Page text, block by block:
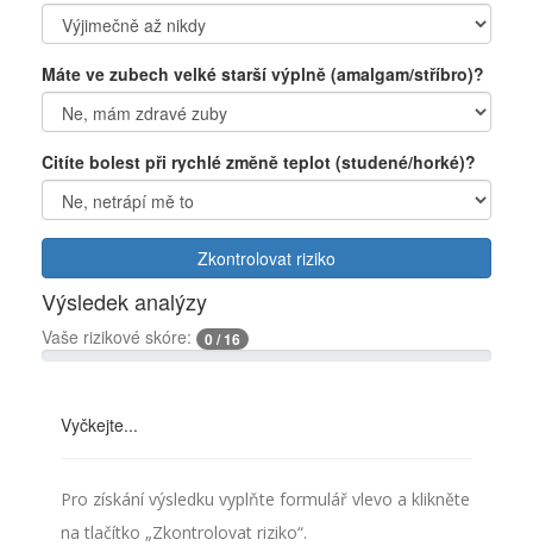
Máte ve zubech velké starší výplně (amalgam/stříbro)?
Citíte bolest při rychlé změně teplot (studené/horké)?
Zkontrolovat riziko
Výsledek analýzy
Vaše rizikové skóre: 0 / 16
Vyčkejte...
Pro získání výsledku vyplňte formulář vlevo a klikněte
na tlačítko „Zkontrolovat riziko“.